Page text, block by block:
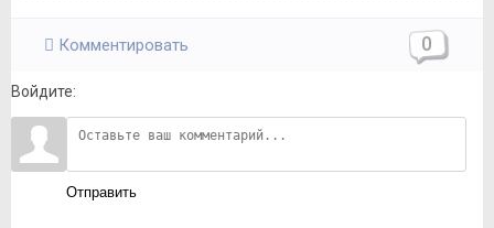
Комментировать 0
Войдите:
Отправить